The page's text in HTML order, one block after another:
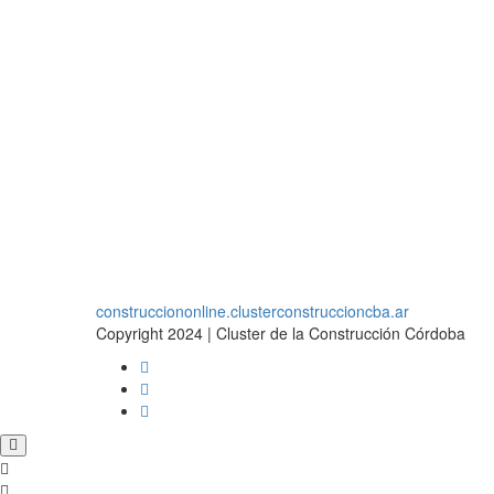
construcciononline.clusterconstruccioncba.ar
Copyright 2024 | Cluster de la Construcción Córdoba